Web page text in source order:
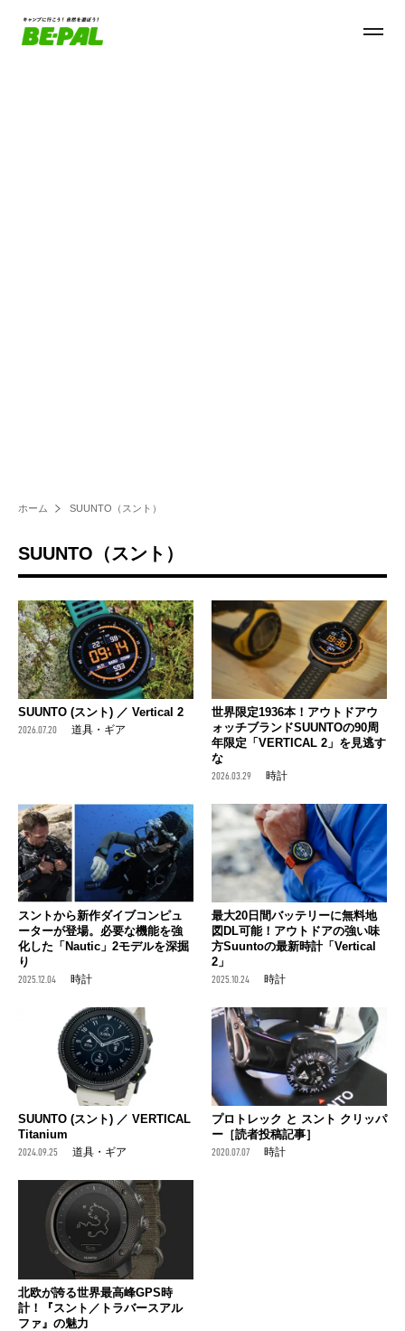
ホーム SUUNTO（スント）
SUUNTO（スント）
SUUNTO (スント) ／ Vertical 2
2026.07.20 道具・ギア
世界限定1936本！アウトドアウ
ォッチブランドSUUNTOの90周
年限定「VERTICAL 2」を見逃す
な
2026.03.29 時計
スントから新作ダイブコンピュ
ーターが登場。必要な機能を強
化した「Nautic」2モデルを深掘
り
2025.12.04 時計
最大20日間バッテリーに無料地
図DL可能！アウトドアの強い味
方Suuntoの最新時計「Vertical
2」
2025.10.24 時計
SUUNTO (スント) ／ VERTICAL
Titanium
2024.09.25 道具・ギア
プロトレック と スント クリッパ
ー［読者投稿記事］
2020.07.07 時計
北欧が誇る世界最高峰GPS時
計！『スント／トラバースアル
ファ』の魅力